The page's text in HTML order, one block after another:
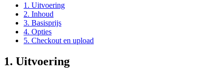
1. Uitvoering
2. Inhoud
3. Basisprijs
4. Opties
5. Checkout en upload
1. Uitvoering